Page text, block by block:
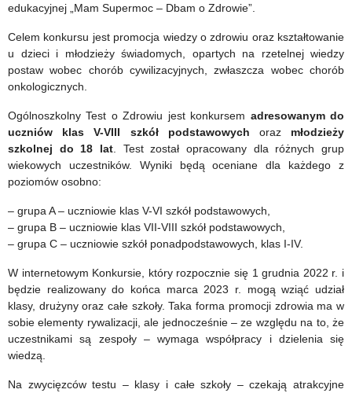
edukacyjnej „Mam Supermoc – Dbam o Zdrowie”.
Celem konkursu jest promocja wiedzy o zdrowiu oraz kształtowanie
u dzieci i młodzieży świadomych, opartych na rzetelnej wiedzy
postaw wobec chorób cywilizacyjnych, zwłaszcza wobec chorób
onkologicznych.
Ogólnoszkolny Test o Zdrowiu jest konkursem adresowanym do
uczniów klas V-VIII szkół podstawowych oraz młodzieży
szkolnej do 18 lat. Test został opracowany dla różnych grup
wiekowych uczestników. Wyniki będą oceniane dla każdego z
poziomów osobno:
– grupa A – uczniowie klas V-VI szkół podstawowych,
– grupa B – uczniowie klas VII-VIII szkół podstawowych,
– grupa C – uczniowie szkół ponadpodstawowych, klas I-IV.
W internetowym Konkursie, który rozpocznie się 1 grudnia 2022 r. i
będzie realizowany do końca marca 2023 r. mogą wziąć udział
klasy, drużyny oraz całe szkoły. Taka forma promocji zdrowia ma w
sobie elementy rywalizacji, ale jednocześnie – ze względu na to, że
uczestnikami są zespoły – wymaga współpracy i dzielenia się
wiedzą.
Na zwycięzców testu – klasy i całe szkoły – czekają atrakcyjne
razem!”